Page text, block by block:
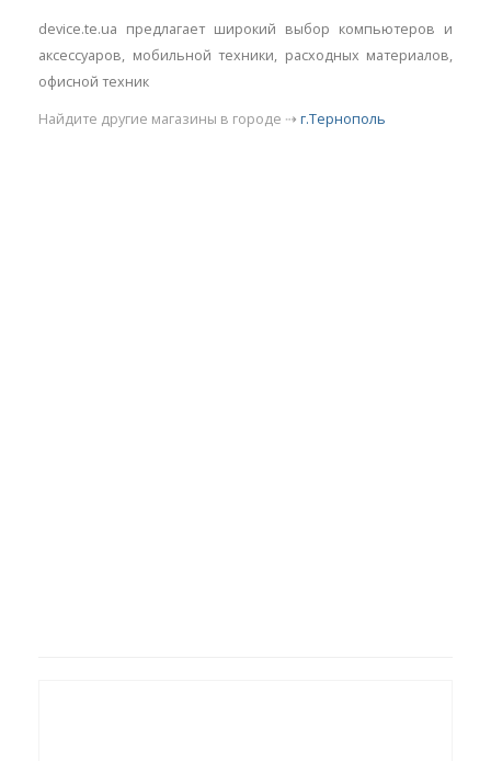
device.te.ua предлагает широкий выбор компьютеров и
аксессуаров, мобильной техники, расходных материалов,
офисной техник
Найдите другие магазины в городе ⇢ г.Тернополь